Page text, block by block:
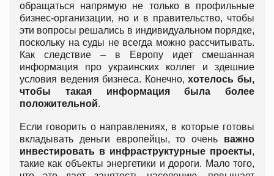
обращаться напрямую не только в профильные
бизнес-организации, но и в правительство, чтобы
эти вопросы решались в индивидуальном порядке,
поскольку на суды не всегда можно рассчитывать.
Как следствие – в Европу идет смешанная
информация про украинских коллег и здешние
условия ведения бизнеса. Конечно,хотелось бы,
чтобы такая информация была более
положительной.
Если говорить о направлениях, в которые готовы
вкладывать деньги европейцы, то очень важно
инвестировать в инфраструктурные проекты,
такие как объекты энергетики и дороги. Мало того,